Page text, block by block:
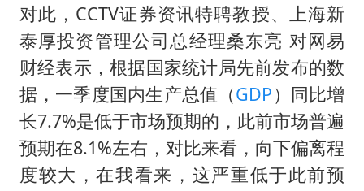
多地要求领导干部带头休假
吉林一“温度计大楼”读数爆表
东方甄选被判赔偿江小白30万元
奋进开新局 实干挑大梁
对此，CCTV证券资讯特聘教授、上海新
泰厚投资管理公司总经理桑东亮 对网易
财经表示，根据国家统计局先前发布的数
据，一季度国内生产总值（GDP）同比增
长7.7%是低于市场预期的，此前市场普遍
预期在8.1%左右，对比来看，向下偏离程
度较大，在我看来，这严重低于此前预